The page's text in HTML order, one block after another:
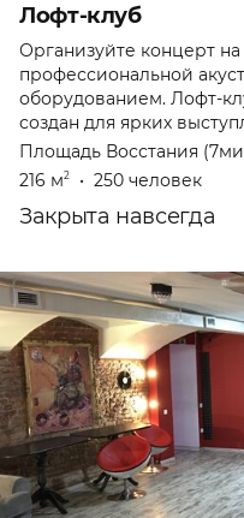
Лофт-клуб
Организуйте концерт
профессиональной
оборудованием. Лофт-
создан для ярких
Площадь Восстания
216 м2 • 250 человек
Закрыта навсегда